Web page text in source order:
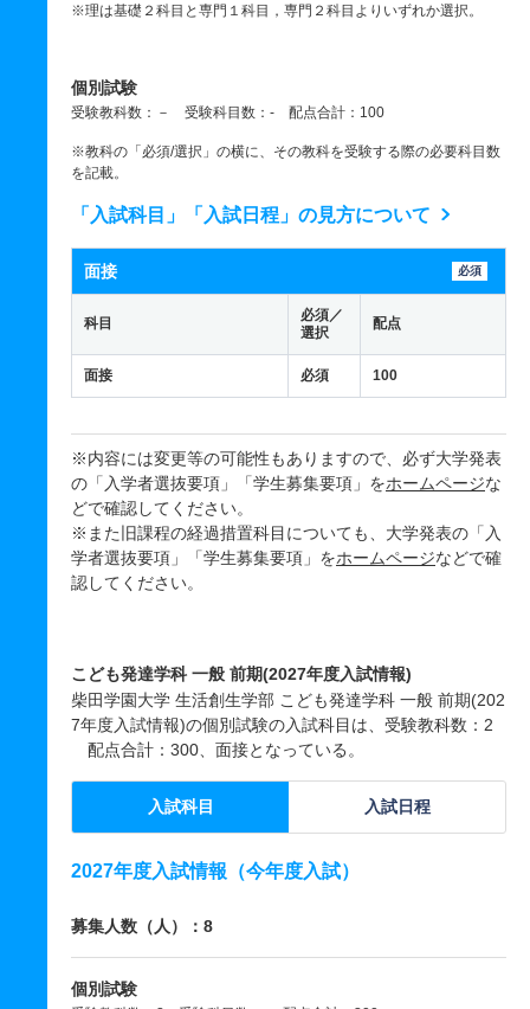
※理は基礎２科目と専門１科目，専門２科目よりいずれか選択。
個別試験
受験教科数：－ 受験科目数：- 配点合計：100
※教科の「必須/選択」の横に、その教科を受験する際の必要科目数
を記載。
「入試科目」「入試日程」の見方について
面接 必須
科目
必須／
選択
配点
面接 必須 100
※内容には変更等の可能性もありますので、必ず大学発表
の「入学者選抜要項」「学生募集要項」をホームページな
どで確認してください。
※また旧課程の経過措置科目についても、大学発表の「入
学者選抜要項」「学生募集要項」をホームページなどで確
認してください。
こども発達学科 一般 前期(2027年度入試情報)
柴田学園大学 生活創生学部 こども発達学科 一般 前期(202
7年度入試情報)の個別試験の入試科目は、受験教科数：2
配点合計：300、面接となっている。
入試科目 入試日程
2027年度入試情報（今年度入試）
募集人数（人）：8
個別試験